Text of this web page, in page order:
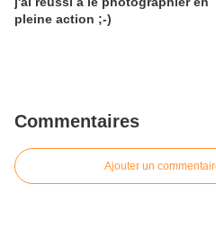
pleine action ;-)
Commentaires
Ajouter un